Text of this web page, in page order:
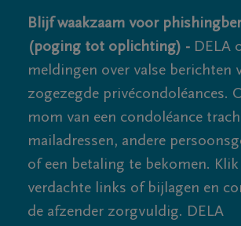
Blijf waakzaam voor
(poging tot oplichting) - DELA
meldingen over valse berichten
zogezegde privécondoléances.
mom van een condoléance
mailadressen, andere
of een betaling te bekomen.
verdachte links of bijlagen en
de afzender zorgvuldig. DELA